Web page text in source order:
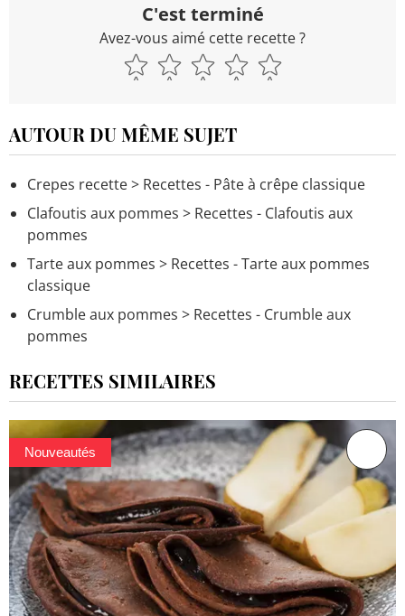
C'est terminé
Avez-vous aimé cette recette ?
AUTOUR DU MÊME SUJET
Crepes recette> Recettes - Pâte à crêpe classique
Clafoutis aux pommes > Recettes - Clafoutis aux
pommes
Tarte aux pommes > Recettes - Tarte aux pommes
classique
Crumble aux pommes > Recettes - Crumble aux
pommes
RECETTES SIMILAIRES
Nouveautés